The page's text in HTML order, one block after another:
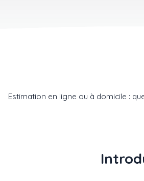
Estimation en ligne ou à domicile :